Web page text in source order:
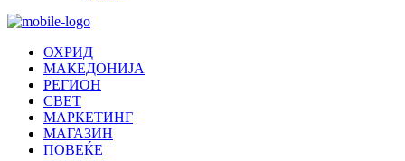
ОХРИД
МАКЕДОНИЈА
РЕГИОН
СВЕТ
МАРКЕТИНГ
МАГАЗИН
ПОВЕЌЕ